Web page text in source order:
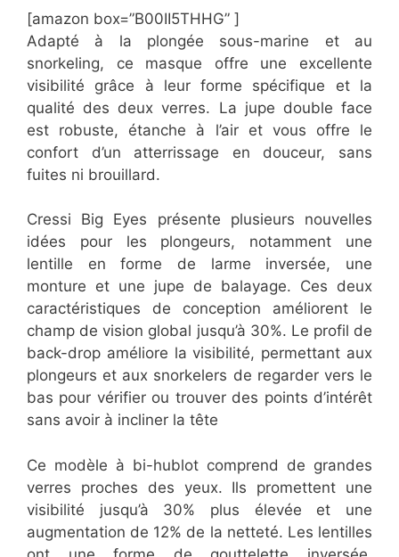
[amazon box=”​​B00II5THHG” ]
Adapté à la plongée sous-marine et au
snorkeling, ce masque offre une excellente
visibilité grâce à leur forme spécifique et la
qualité des deux verres. La jupe double face
est robuste, étanche à l’air et vous offre le
confort d’un atterrissage en douceur, sans
fuites ni brouillard.
Cressi Big Eyes présente plusieurs nouvelles
idées pour les plongeurs, notamment une
lentille en forme de larme inversée, une
monture et une jupe de balayage. Ces deux
caractéristiques de conception améliorent le
champ de vision global jusqu’à 30%. Le profil de
back-drop améliore la visibilité, permettant aux
plongeurs et aux snorkelers de regarder vers le
bas pour vérifier ou trouver des points d’intérêt
sans avoir à incliner la tête
Ce modèle à bi-hublot comprend de grandes
verres proches des yeux. Ils promettent une
visibilité jusqu’à 30% plus élevée et une
augmentation de 12% de la netteté. Les lentilles